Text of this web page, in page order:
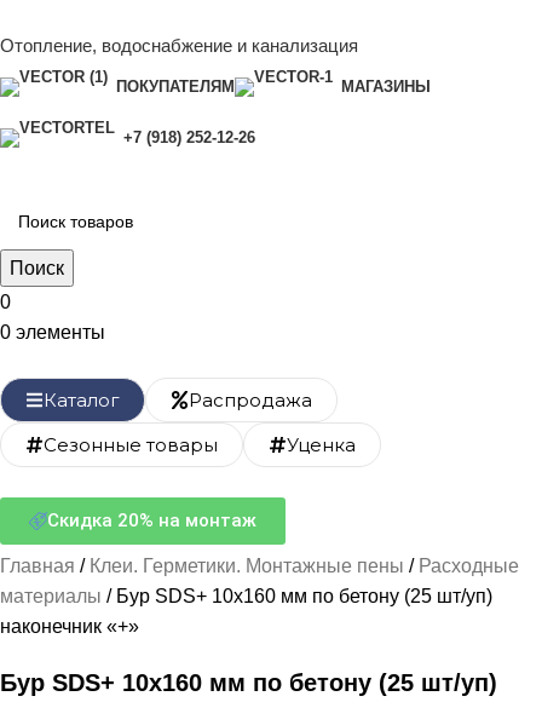
Отопление, водоснабжение и канализация
ПОКУПАТЕЛЯМ МАГАЗИНЫ
+7 (918) 252-12-26
Поиск
0
0 элементы
Каталог
Распродажа
Сезонные товары
Уценка
Скидка 20% на монтаж
Главная Клеи. Герметики. Монтажные пены
Расходные
материалы
Бур SDS+ 10х160 мм по бетону (25 шт/уп)
наконечник «+»
Бур SDS+ 10х160 мм по бетону (25 шт/уп)